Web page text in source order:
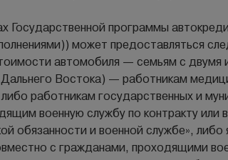
Государственной программы
может предоставляться
автомобиля — семьям с
Востока) — работникам
работникам государственных и
военную службу по контракту
обязанности и военной службе»,
с гражданами, проходящими